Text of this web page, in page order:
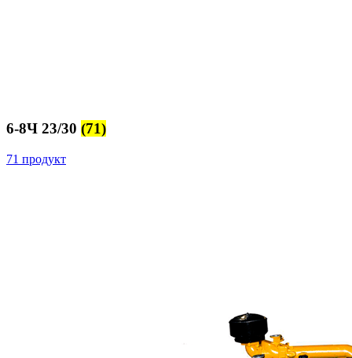
6-8Ч 23/30 (71)
71 продукт